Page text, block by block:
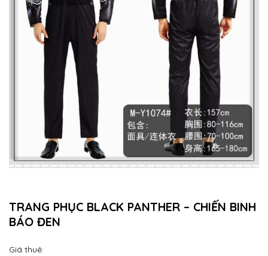
TRANG PHỤC BLACK PANTHER – CHIẾN BINH
BÁO ĐEN
Giá thuê: